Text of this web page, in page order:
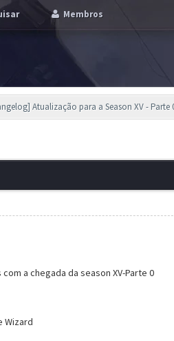
Membros
Atualização para a Season XV - Parte
a chegada da season XV-Parte 0
Wizard